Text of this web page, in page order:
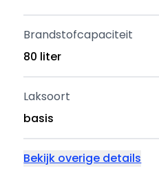
Brandstofcapaciteit
80 liter
Laksoort
basis
Bekijk overige details